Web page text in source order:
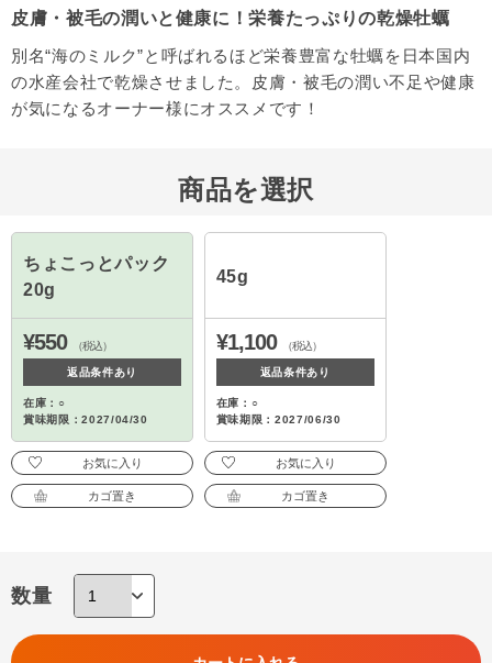
皮膚・被毛の潤いと健康に！栄養たっぷりの乾燥牡蠣
別名“海のミルク”と呼ばれるほど栄養豊富な牡蠣を日本国内
の水産会社で乾燥させました。皮膚・被毛の潤い不足や健康
が気になるオーナー様にオススメです！
商品を選択
ちょこっとパック
20g
¥550 （税込）
返品条件あり
在庫：○
賞味期限：2027/04/30
お気に入り
カゴ置き
45g
¥1,100 （税込）
返品条件あり
在庫：○
賞味期限：2027/06/30
お気に入り
カゴ置き
数量